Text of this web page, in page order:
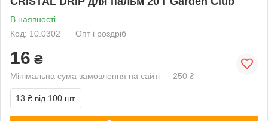
В наявності
Код: 10.0302
Опт і роздріб
16 ₴
Мінімальна сума замовлення на сайті — 250 ₴
13 ₴ від 100 шт.